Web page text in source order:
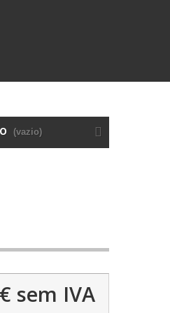
(vazio)
sem IVA